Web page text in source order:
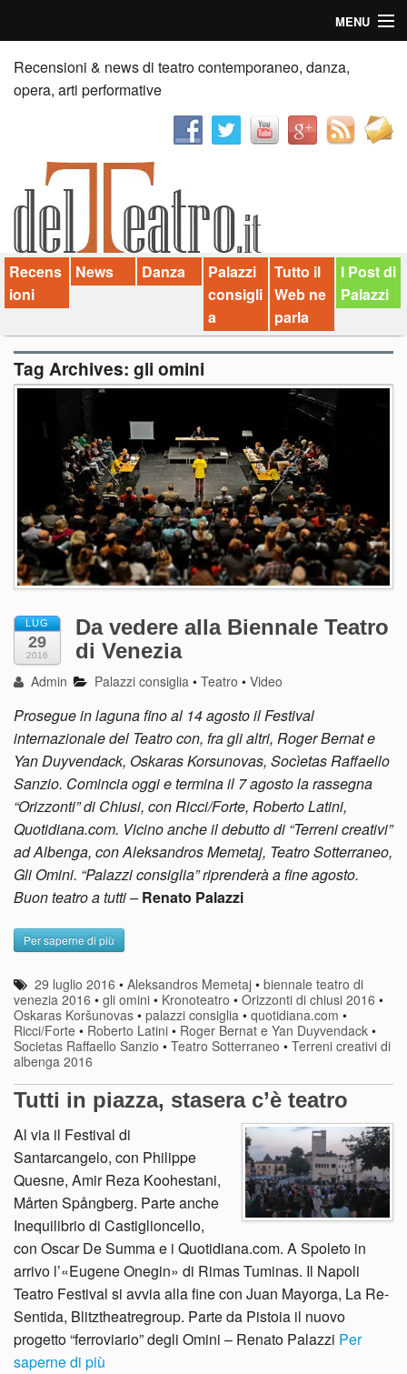
MENU
Home
Recensioni
News
Palazzi consiglia
Video
Chi siamo
Contatti
dT in English
Recensioni & news di teatro contemporaneo, danza,
opera, arti performative
Recens
ioni
News Danza
Palazzi
consigli
a
Tutto il
Web ne
parla
I Post di
Palazzi
Tag Archives: gli omini
LUG
29
2016
Da vedere alla Biennale Teatro
di Venezia
Admin Palazzi consiglia •Teatro •Video
Prosegue in laguna fino al 14 agosto il Festival
internazionale del Teatro con, fra gli altri, Roger Bernat e
Yan Duyvendack, Oskaras Korsunovas, Socìetas Raffaello
Sanzio. Comincia oggi e termina il 7 agosto la rassegna
“Orizzonti” di Chiusi, con Ricci/Forte, Roberto Latini,
Quotidiana.com. Vicino anche il debutto di “Terreni creativi”
ad Albenga, con Aleksandros Memetaj, Teatro Sotterraneo,
Gli Omini. “Palazzi consiglia” riprenderà a fine agosto.
Buon teatro a tutti –Renato Palazzi
Per saperne di più
29 luglio 2016 •Aleksandros Memetaj •biennale teatro di
venezia 2016 • gli omini • Kronoteatro • Orizzonti di chiusi 2016 •
Oskaras Koršunovas • palazzi consiglia • quotidiana.com •
Ricci/Forte • Roberto Latini • Roger Bernat e Yan Duyvendack •
Societas Raffaello Sanzio • Teatro Sotterraneo • Terreni creativi di
albenga 2016
Tutti in piazza, stasera c’è teatro
Al via il Festival di
Santarcangelo, con Philippe
Quesne, Amir Reza Koohestani,
Mårten Spångberg. Parte anche
Inequilibrio di Castiglioncello,
con Oscar De Summa e i Quotidiana.com. A Spoleto in
arrivo l’«Eugene Onegin» di Rimas Tuminas. Il Napoli
Teatro Festival si avvia alla fine con Juan Mayorga, La Re-
Sentida, Blitztheatregroup. Parte da Pistoia il nuovo
progetto “ferroviario” degli Omini – Renato Palazzi Per
saperne di più